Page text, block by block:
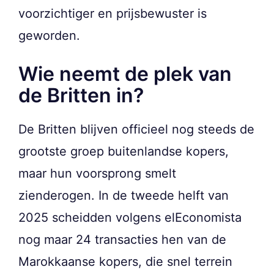
voorzichtiger en prijsbewuster is
geworden.
Wie neemt de plek van
de Britten in?
De Britten blijven officieel nog steeds de
grootste groep buitenlandse kopers,
maar hun voorsprong smelt
zienderogen. In de tweede helft van
2025 scheidden volgens elEconomista
nog maar 24 transacties hen van de
Marokkaanse kopers, die snel terrein